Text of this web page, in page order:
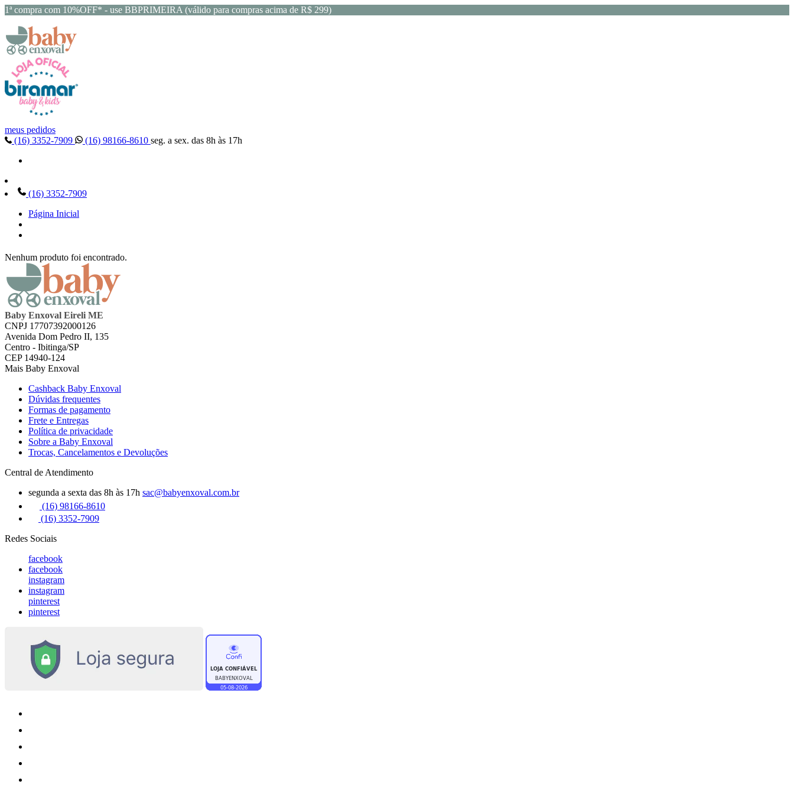
1ª compra com 10%OFF* - use BBPRIMEIRA (válido para compras acima de R$ 299)
meus pedidos
(16) 3352-7909
(16) 98166-8610 seg. a sex. das 8h às 17h
(16) 3352-7909
Página Inicial
Nenhum produto foi encontrado.
Baby Enxoval Eireli ME
CNPJ 17707392000126
Avenida Dom Pedro II, 135
Centro - Ibitinga/SP
CEP 14940-124
Mais Baby Enxoval
Cashback Baby Enxoval
Dúvidas frequentes
Formas de pagamento
Frete e Entregas
Política de privacidade
Sobre a Baby Enxoval
Trocas, Cancelamentos e Devoluções
Central de Atendimento
segunda a sexta das 8h às 17h sac@babyenxoval.com.br
(16) 98166-8610
(16) 3352-7909
Redes Sociais
facebook
facebook
instagram
instagram
pinterest
pinterest